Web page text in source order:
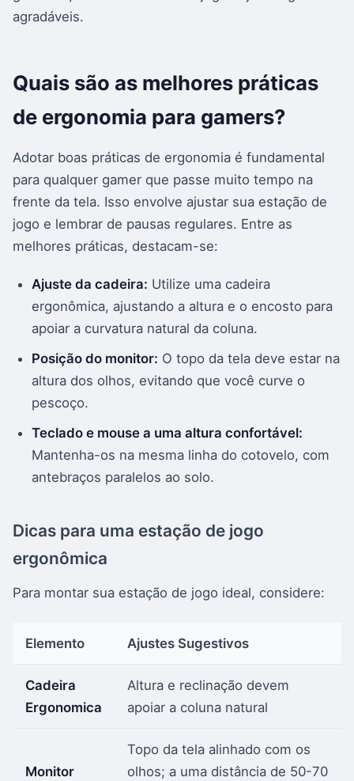
agradáveis.
Quais são as melhores práticas
de ergonomia para gamers?
Adotar boas práticas de ergonomia é fundamental
para qualquer gamer que passe muito tempo na
frente da tela. Isso envolve ajustar sua estação de
jogo e lembrar de pausas regulares. Entre as
melhores práticas, destacam-se:
Ajuste da cadeira: Utilize uma cadeira
ergonômica, ajustando a altura e o encosto para
apoiar a curvatura natural da coluna.
Posição do monitor: O topo da tela deve estar na
altura dos olhos, evitando que você curve o
pescoço.
Teclado e mouse a uma altura confortável:
Mantenha-os na mesma linha do cotovelo, com
antebraços paralelos ao solo.
Dicas para uma estação de jogo
ergonômica
Para montar sua estação de jogo ideal, considere:
Elemento Ajustes Sugestivos
Cadeira
Ergonomica
Altura e reclinação devem
apoiar a coluna natural
Monitor
Topo da tela alinhado com os
olhos; a uma distância de 50-70